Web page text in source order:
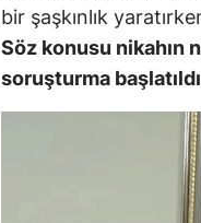
bir şaşkınlık
Söz konusu nikahın
soruşturma